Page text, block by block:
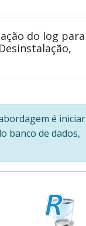
do log para
é iniciar
banco de dados,